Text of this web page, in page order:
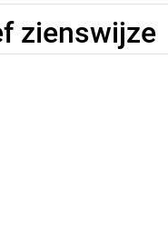
zienswijze